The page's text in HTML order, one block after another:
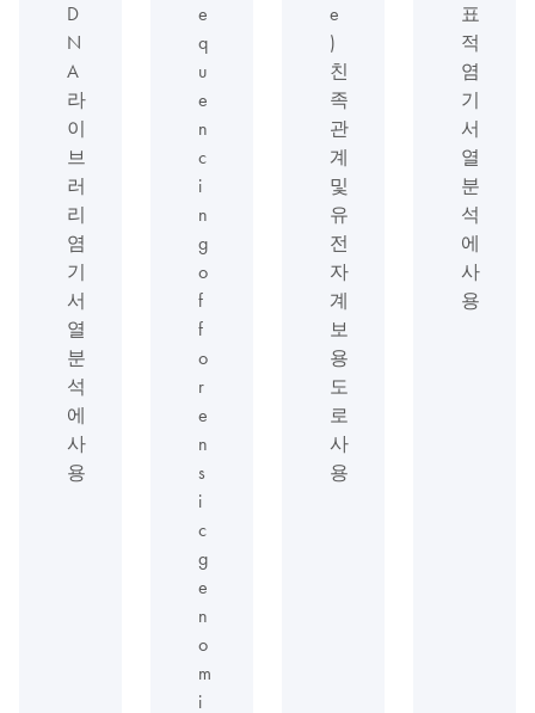
D
N
A
라
이
브
러
리
염
기
서
열
분
석
에
사
용
e
q
u
e
n
c
i
n
g
o
f
f
o
r
e
n
s
i
c
g
e
n
o
m
i
e
)
친
족
관
계
및
유
전
자
계
보
용
도
로
사
용
표
적
염
기
서
열
분
석
에
사
용